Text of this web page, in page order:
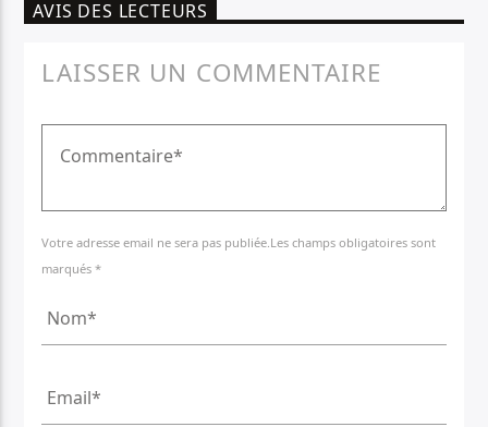
AVIS DES LECTEURS
LAISSER UN COMMENTAIRE
Votre adresse email ne sera pas publiée.Les champs obligatoires sont
marqués *